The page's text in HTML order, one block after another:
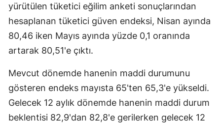
Erzincan
Erzurum
Gaziantep
Giresun
Gümüşhane
yürütülen tüketici eğilim anketi sonuçlarından
hesaplanan tüketici güven endeksi, Nisan ayında
80,46 iken Mayıs ayında yüzde 0,1 oranında
artarak 80,51'e çıktı.
Mevcut dönemde hanenin maddi durumunu
gösteren endeks mayısta 65'ten 65,3'e yükseldi.
Gelecek 12 aylık dönemde hanenin maddi durum
beklentisi 82,9'dan 82,8'e gerilerken gelecek 12